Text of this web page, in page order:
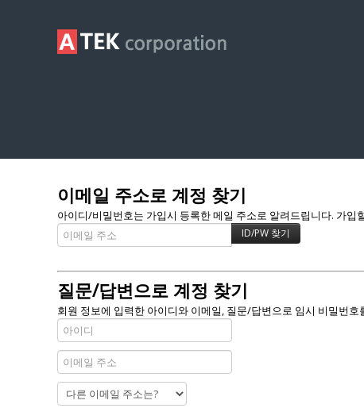
이메일 주소로 계정 찾기
아이디/비밀번호는 가입시 등록한 메일 주소로 알려드립니다. 가
질문/답변으로 계정 찾기
회원 정보에 입력한 아이디와 이메일, 질문/답변으로 임시 비밀번호